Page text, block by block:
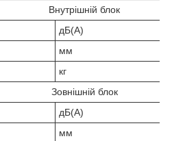
блок
дБ(А)
мм
кг
блок
дБ(А)
мм